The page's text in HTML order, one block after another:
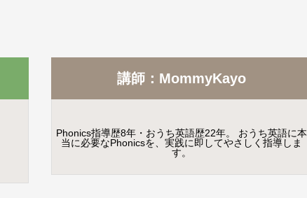
講師：MommyKayo
Phonics指導歴8年・おうち英語歴22年。 おうち英語に本
当に必要なPhonicsを、実践に即してやさしく指導しま
す。